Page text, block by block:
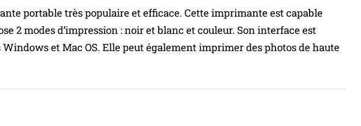
portable très populaire et efficace. Cette imprimante est capable
2 modes d’impression : noir et blanc et couleur. Son interface est
et Mac OS. Elle peut également imprimer des photos de haute